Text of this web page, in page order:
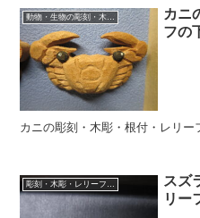
カニ
フの
カニの彫刻・木彫・根付・レリー
スズ
リー